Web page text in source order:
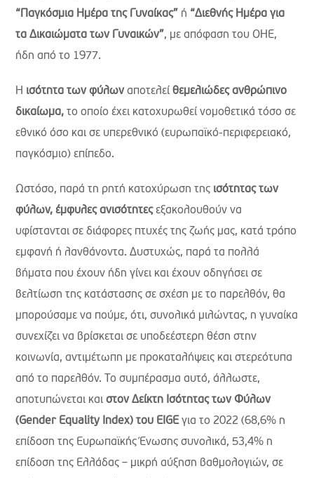
“Παγκόσμια Ημέρα της Γυναίκας” ή “Διεθνής Ημέρα για
τα Δικαιώματα των Γυναικών”, με απόφαση του ΟΗΕ,
ήδη από το 1977.
Η ισότητα των φύλωναποτελείθεμελιώδες ανθρώπινο
δικαίωμα,το οποίο έχει κατοχυρωθεί νομοθετικά τόσο σε
εθνικό όσο και σε υπερεθνικό (ευρωπαϊκό-περιφερειακό,
παγκόσμιο) επίπεδο.
Ωστόσο, παρά τη ρητή κατοχύρωση της ισότητας των
φύλων, έμφυλες ανισότητεςεξακολουθούν να
υφίστανται σε διάφορες πτυχές της ζωής μας, κατά τρόπο
εμφανή ή λανθάνοντα. Δυστυχώς, παρά τα πολλά
βήματα που έχουν ήδη γίνει και έχουν οδηγήσει σε
βελτίωση της κατάστασης σε σχέση με το παρελθόν, θα
μπορούσαμε να πούμε, ότι, συνολικά μιλώντας, η γυναίκα
συνεχίζει να βρίσκεται σε υποδεέστερη θέση στην
κοινωνία, αντιμέτωπη με προκαταλήψεις και στερεότυπα
από το παρελθόν. Το συμπέρασμα αυτό, άλλωστε,
αποτυπώνεται καιστον Δείκτη Ισότητας των Φύλων
(Gender Equality Index) του EIGEγια το 2022 (68,6% η
επίδοση της Ευρωπαϊκής Ένωσης συνολικά, 53,4% η
επίδοση της Ελλάδας – μικρή αύξηση βαθμολογιών, σε